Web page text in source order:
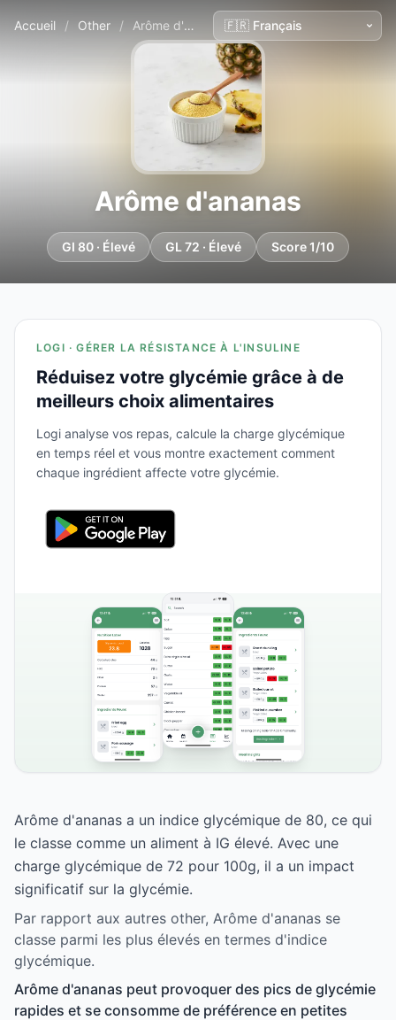
Accueil / Other / Arôme d'ananas
Arôme d'ananas
GI 80 · Élevé GL 72 · Élevé Score 1/10
LOGI · GÉRER LA RÉSISTANCE À L'INSULINE
Réduisez votre glycémie grâce à de
meilleurs choix alimentaires
Logi analyse vos repas, calcule la charge glycémique
en temps réel et vous montre exactement comment
chaque ingrédient affecte votre glycémie.
Arôme d'ananas a un indice glycémique de 80, ce qui
le classe comme un aliment à IG élevé. Avec une
charge glycémique de 72 pour 100g, il a un impact
significatif sur la glycémie.
Par rapport aux autres other, Arôme d'ananas se
classe parmi les plus élevés en termes d'indice
glycémique.
Arôme d'ananas peut provoquer des pics de glycémie
rapides et se consomme de préférence en petites